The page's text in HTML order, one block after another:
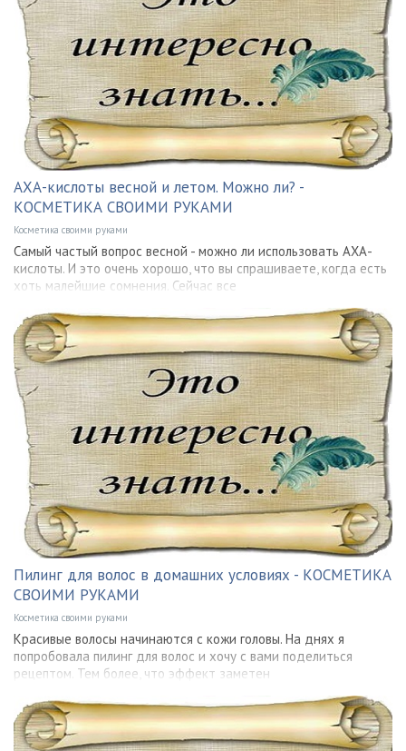
АХА-кислоты весной и летом. Можно ли? -
КОСМЕТИКА СВОИМИ РУКАМИ
Косметика своими руками
Самый частый вопрос весной - можно ли использовать АХА-
кислоты. И это очень хорошо, что вы спрашиваете, когда есть
хоть малейшие сомнения. Сейчас все
Пилинг для волос в домашних условиях - КОСМЕТИКА
СВОИМИ РУКАМИ
Косметика своими руками
Красивые волосы начинаются с кожи головы. На днях я
попробовала пилинг для волос и хочу с вами поделиться
рецептом. Тем более, что эффект заметен